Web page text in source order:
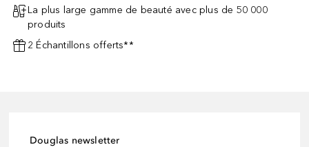
La plus large gamme de beauté avec plus de 50 000
produits
2 Échantillons offerts**
Douglas newsletter